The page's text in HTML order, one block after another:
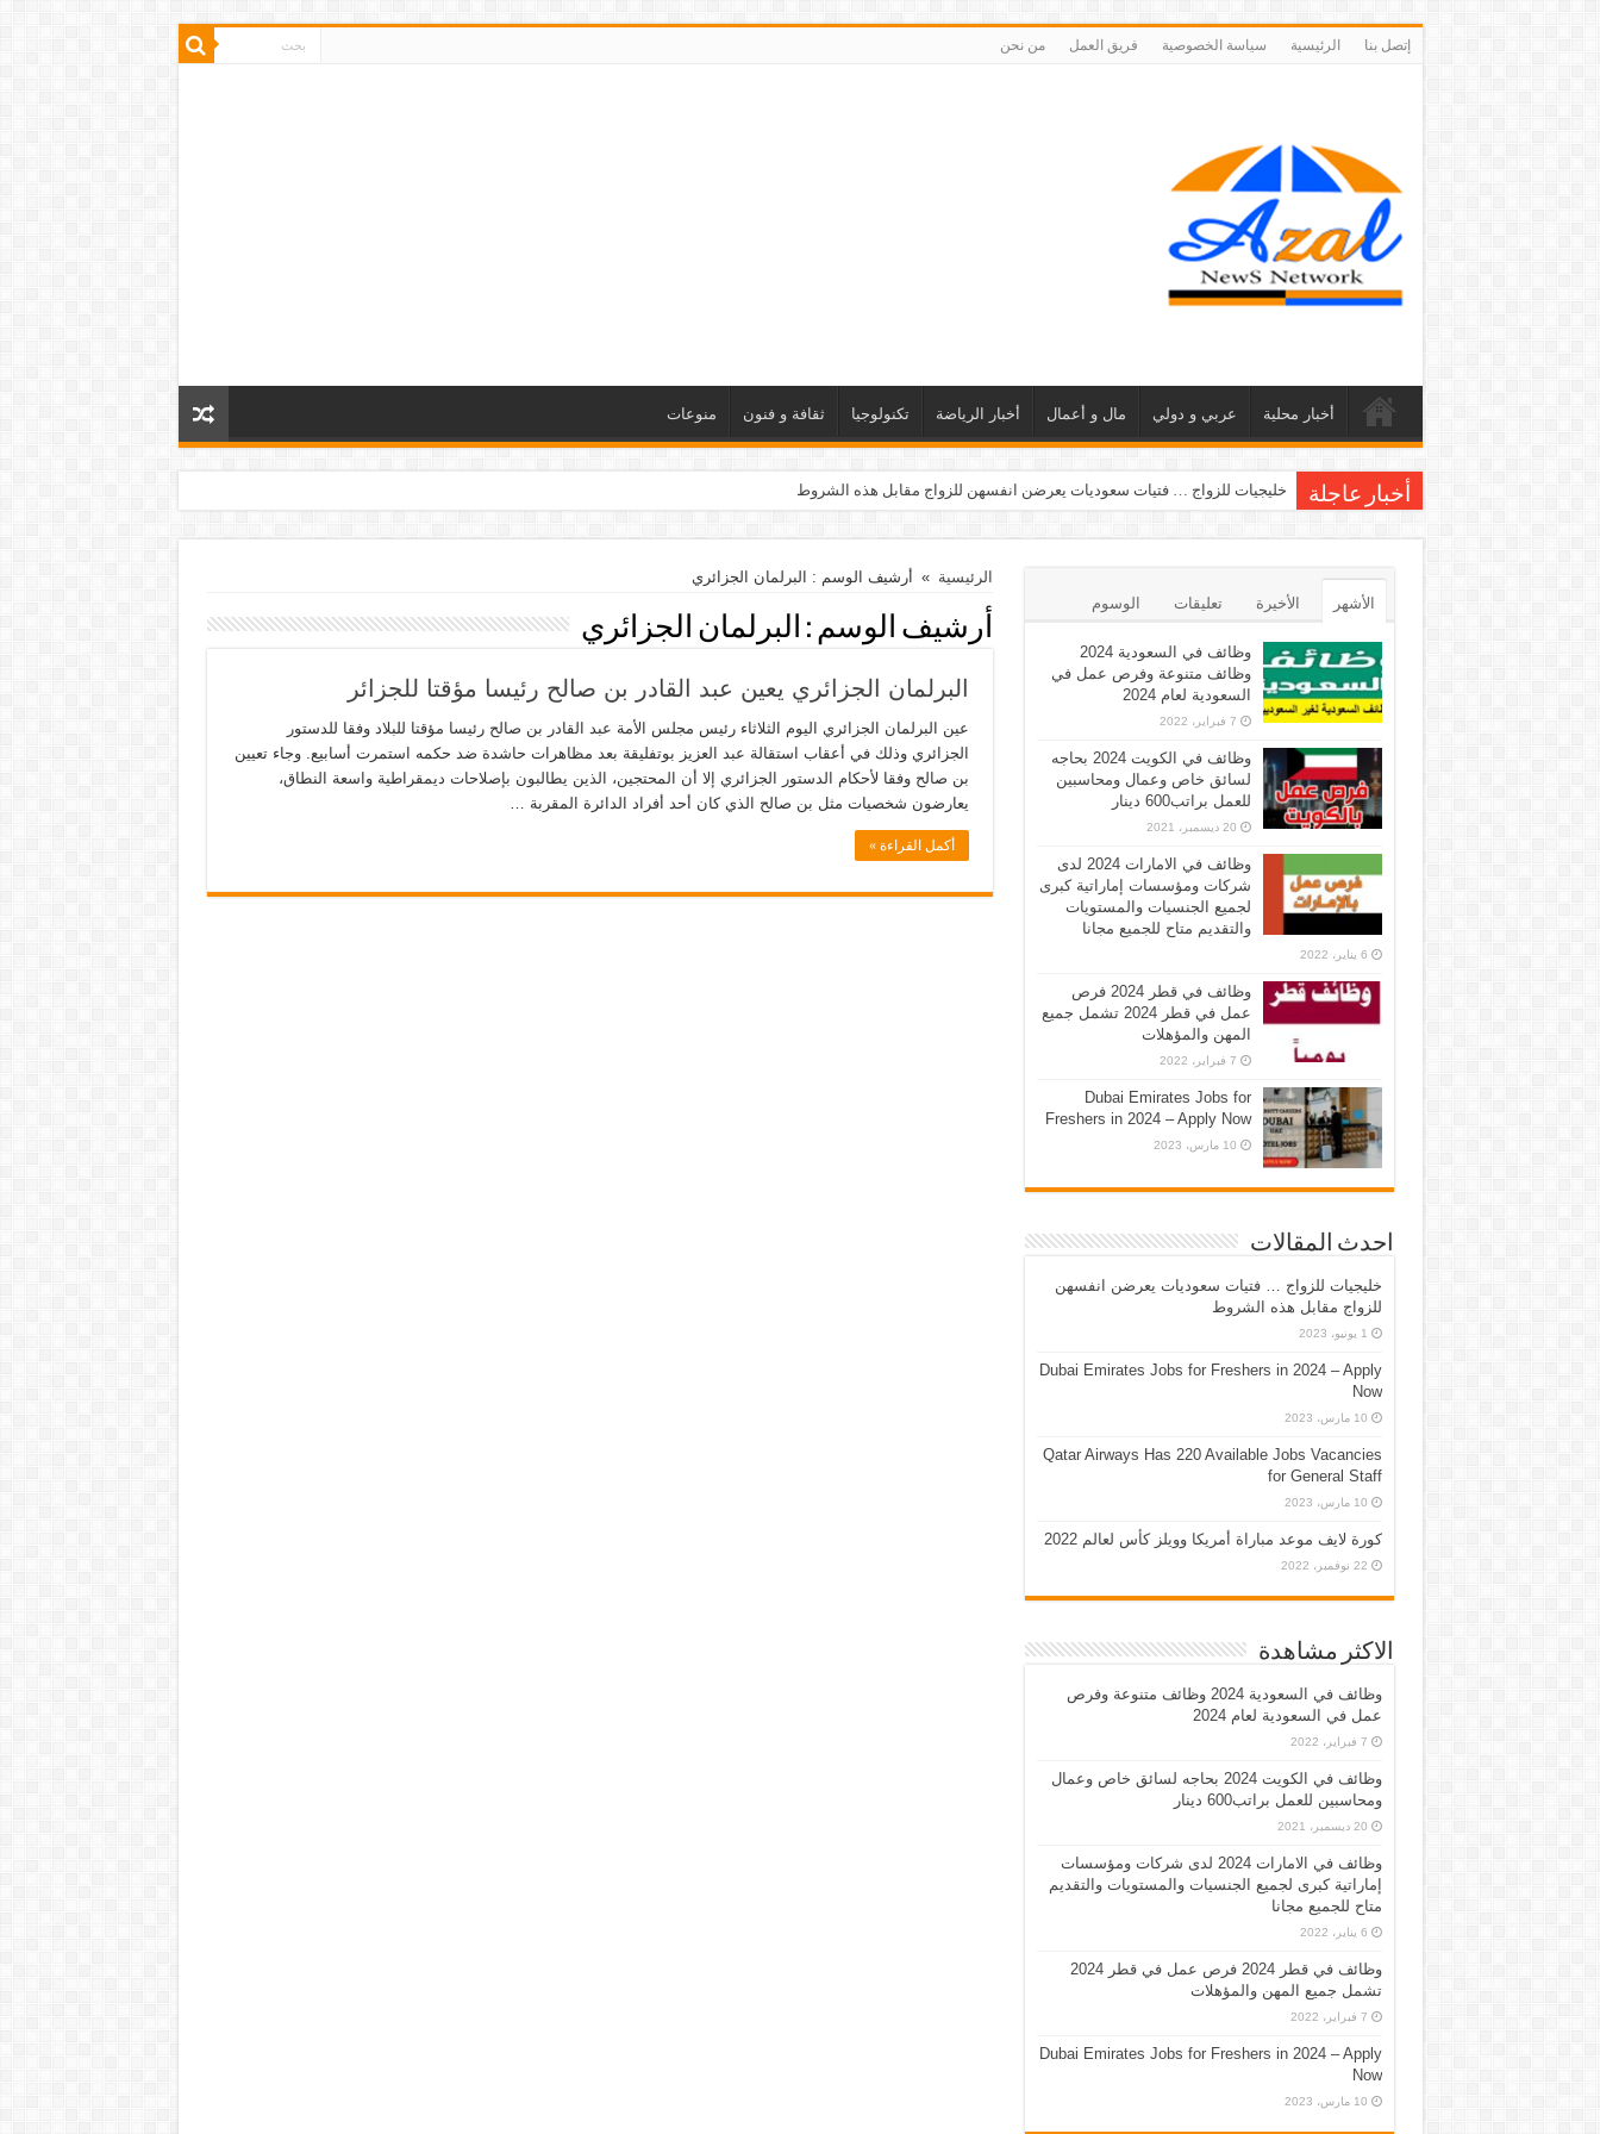
إتصل بنا الرئيسية سياسة الخصوصية فريق العمل من نحن
أخبار محلية عربي و دولي مال و أعمال أخبار الرياضة تكنولوجيا ثقافة و فنون منوعات
أخبار عاجلة خليجيات للزواج … فتيات سعوديات يعرضن انفسهن للزواج مقابل هذه الشروط
الرئيسية » أرشيف الوسم : البرلمان الجزائري
أرشيف الوسم : البرلمان الجزائري
البرلمان الجزائري يعين عبد القادر بن صالح رئيسا مؤقتا للجزائر
عين البرلمان الجزائري اليوم الثلاثاء رئيس مجلس الأمة عبد القادر بن صالح رئيسا مؤقتا للبلاد وفقا للدستور
الجزائري وذلك في أعقاب استقالة عبد العزيز بوتفليقة بعد مظاهرات حاشدة ضد حكمه استمرت أسابيع. وجاء تعيين
بن صالح وفقا لأحكام الدستور الجزائري إلا أن المحتجين، الذين يطالبون بإصلاحات ديمقراطية واسعة النطاق،
يعارضون شخصيات مثل بن صالح الذي كان أحد أفراد الدائرة المقربة …
أكمل القراءة »
الأشهر الأخيرة تعليقات الوسوم
وظائف في السعودية 2024
وظائف متنوعة وفرص عمل في
السعودية لعام 2024
7 فبراير، 2022
وظائف في الكويت 2024 بحاجه
لسائق خاص وعمال ومحاسبين
للعمل براتب600 دينار
20 ديسمبر، 2021
وظائف في الامارات 2024 لدى
شركات ومؤسسات إماراتية كبرى
لجميع الجنسيات والمستويات
والتقديم متاح للجميع مجانا
6 يناير، 2022
وظائف في قطر 2024 فرص
عمل في قطر 2024 تشمل جميع
المهن والمؤهلات
7 فبراير، 2022
Dubai Emirates Jobs for
Freshers in 2024 – Apply Now
10 مارس، 2023
احدث المقالات
خليجيات للزواج … فتيات سعوديات يعرضن انفسهن
للزواج مقابل هذه الشروط
1 يونيو، 2023
Dubai Emirates Jobs for Freshers in 2024 – Apply
Now
10 مارس، 2023
Qatar Airways Has 220 Available Jobs Vacancies
for General Staff
10 مارس، 2023
كورة لايف موعد مباراة أمريكا وويلز كأس لعالم 2022
22 نوفمبر، 2022
الاكثر مشاهدة
وظائف في السعودية 2024 وظائف متنوعة وفرص
عمل في السعودية لعام 2024
7 فبراير، 2022
وظائف في الكويت 2024 بحاجه لسائق خاص وعمال
ومحاسبين للعمل براتب600 دينار
20 ديسمبر، 2021
وظائف في الامارات 2024 لدى شركات ومؤسسات
إماراتية كبرى لجميع الجنسيات والمستويات والتقديم
متاح للجميع مجانا
6 يناير، 2022
وظائف في قطر 2024 فرص عمل في قطر 2024
تشمل جميع المهن والمؤهلات
7 فبراير، 2022
Dubai Emirates Jobs for Freshers in 2024 – Apply
Now
10 مارس، 2023